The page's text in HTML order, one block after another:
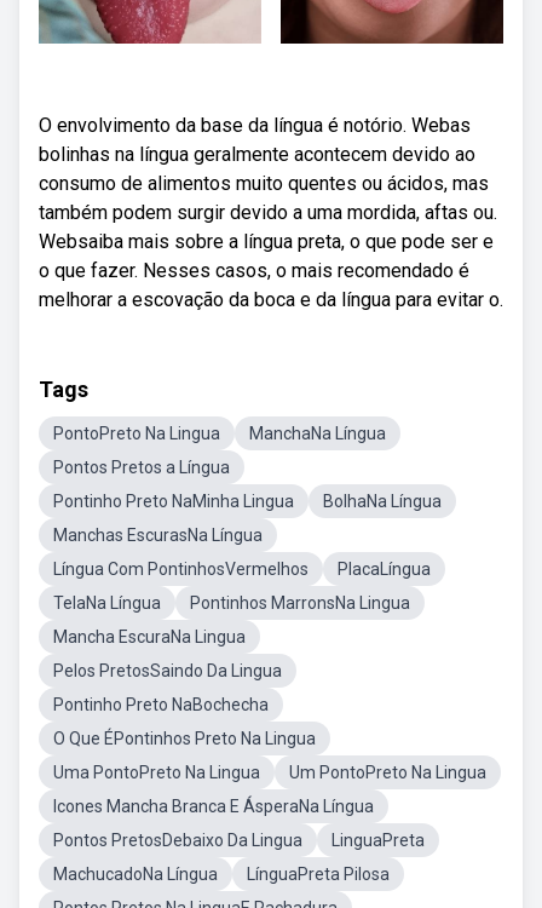
O envolvimento da base da língua é notório. Webas
bolinhas na língua geralmente acontecem devido ao
consumo de alimentos muito quentes ou ácidos, mas
também podem surgir devido a uma mordida, aftas ou.
Websaiba mais sobre a língua preta, o que pode ser e
o que fazer. Nesses casos, o mais recomendado é
melhorar a escovação da boca e da língua para evitar o.
Tags
PontoPreto Na Lingua
ManchaNa Língua
Pontos Pretos a Língua
Pontinho Preto NaMinha Lingua
BolhaNa Língua
Manchas EscurasNa Língua
Língua Com PontinhosVermelhos
PlacaLíngua
TelaNa Língua
Pontinhos MarronsNa Lingua
Mancha EscuraNa Lingua
Pelos PretosSaindo Da Lingua
Pontinho Preto NaBochecha
O Que ÉPontinhos Preto Na Lingua
Uma PontoPreto Na Lingua
Um PontoPreto Na Lingua
Icones Mancha Branca E ÁsperaNa Língua
Pontos PretosDebaixo Da Lingua
LinguaPreta
MachucadoNa Língua
LínguaPreta Pilosa